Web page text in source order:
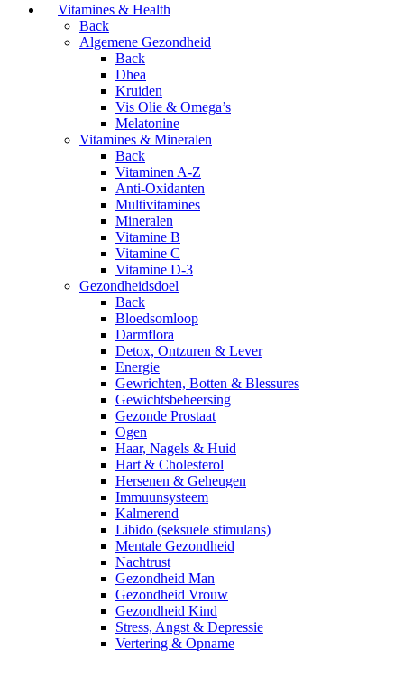
Vitamines & Health
Back
Algemene Gezondheid
Back
Dhea
Kruiden
Vis Olie & Omega’s
Melatonine
Vitamines & Mineralen
Back
Vitaminen A-Z
Anti-Oxidanten
Multivitamines
Mineralen
Vitamine B
Vitamine C
Vitamine D-3
Gezondheidsdoel
Back
Bloedsomloop
Darmflora
Detox, Ontzuren & Lever
Energie
Gewrichten, Botten & Blessures
Gewichtsbeheersing
Gezonde Prostaat
Ogen
Haar, Nagels & Huid
Hart & Cholesterol
Hersenen & Geheugen
Immuunsysteem
Kalmerend
Libido (seksuele stimulans)
Mentale Gezondheid
Nachtrust
Gezondheid Man
Gezondheid Vrouw
Gezondheid Kind
Stress, Angst & Depressie
Vertering & Opname